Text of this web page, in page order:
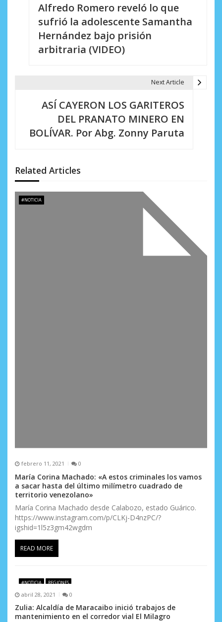
d
e
e
Alfredo Romero reveló lo que
sufrió la adolescente Samantha
Hernández bajo prisión
arbitraria (VIDEO)
Next Article
ASÍ CAYERON LOS GARITEROS
DEL PRANATO MINERO EN
BOLÍVAR. Por Abg. Zonny Paruta
Related Articles
#NOTICIA
febrero 11, 2021 0
María Corina Machado: «A estos criminales los vamos
a sacar hasta del último milímetro cuadrado de
territorio venezolano»
María Corina Machado desde Calabozo, estado Guárico.
https://www.instagram.com/p/CLKj-D4nzPC/?
igshid=1l5z3gm42wgdm
READ MORE
#NOTICIA REGIONES
abril 28, 2021 0
Zulia: Alcaldía de Maracaibo inició trabajos de
mantenimiento en el corredor vial El Milagro